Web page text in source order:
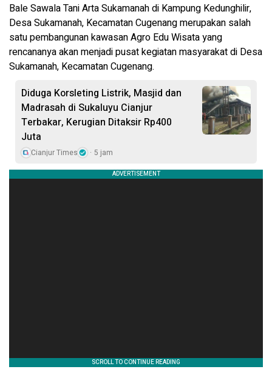
Bale Sawala Tani Arta Sukamanah di Kampung Kedunghilir,
Desa Sukamanah, Kecamatan Cugenang merupakan salah
satu pembangunan kawasan Agro Edu Wisata yang
rencananya akan menjadi pusat kegiatan masyarakat di Desa
Sukamanah, Kecamatan Cugenang.
Diduga Korsleting Listrik, Masjid dan
Madrasah di Sukaluyu Cianjur
Terbakar, Kerugian Ditaksir Rp400
Juta
Cianjur Times 5 jam